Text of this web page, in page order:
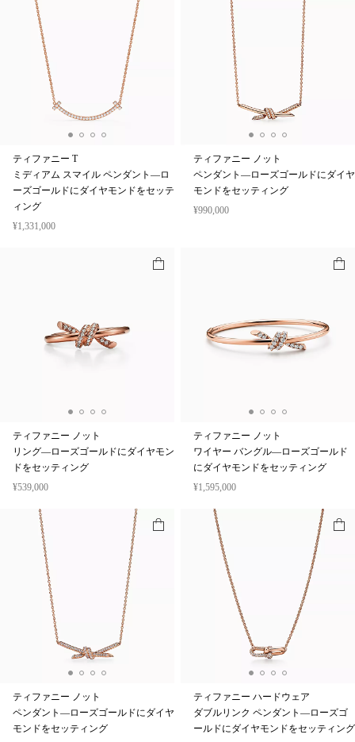
ティファニー T
ミディアム スマイル ペンダント—ロ
ーズゴールドにダイヤモンドをセッテ
ィング
¥1,331,000
ティファニー ノット
ペンダント—ローズゴールドにダイヤ
モンドをセッティング
¥990,000
ティファニー ノット
リング—ローズゴールドにダイヤモン
ドをセッティング
¥539,000
ティファニー ノット
ワイヤー バングル—ローズゴールド
にダイヤモンドをセッティング
¥1,595,000
ティファニー ノット
ペンダント—ローズゴールドにダイヤ
モンドをセッティング
ティファニー ハードウェア
ダブルリンク ペンダント—ローズゴ
ールドにダイヤモンドをセッティング